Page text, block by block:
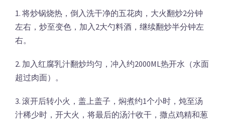
1. 将炒锅烧热，倒入洗干净的五花肉，大火翻炒2分钟
左右，炒至变色，加入2大勺料酒，继续翻炒半分钟左
右。
2. 加入红腐乳汁翻炒均匀，冲入约2000ML热开水（水面
超过肉面）。
3. 滚开后转小火，盖上盖子，焖煮约1个小时，炖至汤
汁稀少时，开大火，将最后的汤汁收干，撒点鸡精和葱